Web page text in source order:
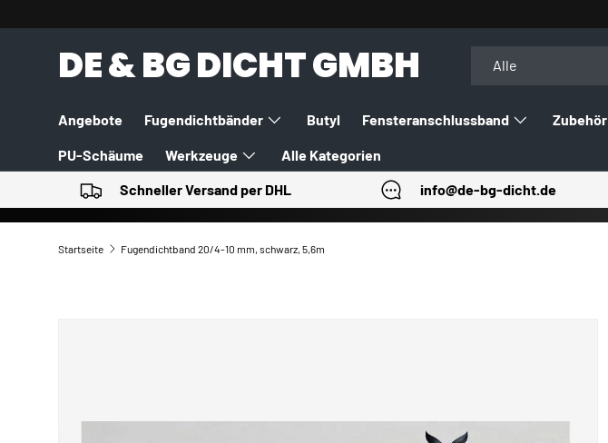
DIREKT ZUM INHALT
DE & BG DICHT GMBH Alle
Angebote Fugendichtbänder Butyl Fensteranschlussband Zubehör
PU-Schäume Werkzeuge Alle Kategorien
Schneller Versand per DHL info@de-bg-dicht.de
Startseite Fugendichtband 20/4-10 mm, schwarz, 5,6m